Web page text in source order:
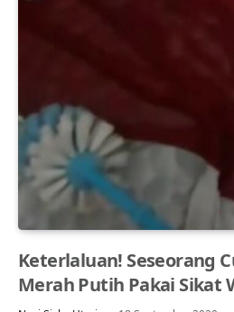
Keterlaluan! Seseorang
Merah Putih Pakai Sikat